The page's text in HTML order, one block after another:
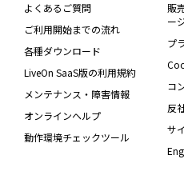
よくあるご質問
ご利用開始までの流れ
各種ダウンロード
LiveOn SaaS版の利用規約
メンテナンス・障害情報
オンラインヘルプ
動作環境チェックツール
販
ー
プ
コ
反
サ